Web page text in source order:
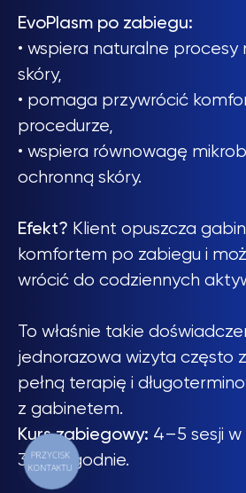
EvoPlasm po zabiegu:
• wspiera naturalne
skóry,
• pomaga przywrócić
procedurze,
• wspiera równowagę
ochronną skóry.
Efekt? Klient opuszcza
komfortem po zabiegu i
wrócić do codziennych
To właśnie takie
jednorazowa wizyta często
pełną terapię i
z gabinetem.
Kurs zabiegowy: 4–5 sesji
3–4 tygodnie.
PRZYCISK
KONTAKTU